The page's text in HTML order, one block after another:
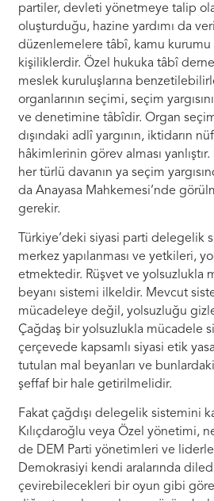
partiler, devleti yönetmeye talip
oluşturduğu, hazine yardımı da
düzenlemelere tâbî, kamu
kişiliklerdir. Özel hukuka tâbî
meslek kuruluşlarına
organlarının seçimi, seçim
ve denetimine tâbîdir. Organ
dışındaki adlî yargının, iktidarın
hâkimlerinin görev alması
her türlü davanın ya seçim
da Anayasa Mahkemesi’nde
gerekir.
Türkiye’deki siyasi parti delegelik
merkez yapılanması ve yetkileri,
etmektedir. Rüşvet ve yolsuzlukla
beyanı sistemi ilkeldir. Mevcut
mücadeleye değil, yolsuzluğu
Çağdaş bir yolsuzlukla mücadele
çerçevede kapsamlı siyasi etik
tutulan mal beyanları ve
şeffaf bir hale getirilmelidir.
Fakat çağdışı delegelik sistemini
Kılıçdaroğlu veya Özel yönetimi,
de DEM Parti yönetimleri ve
Demokrasiyi kendi aralarında
çevirebilecekleri bir oyun gibi